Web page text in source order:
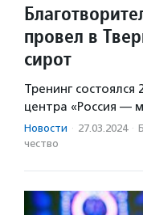
провел в
сирот
Тренинг
центра «Россия —
Новости · 27.03.2024 ·
чест­во